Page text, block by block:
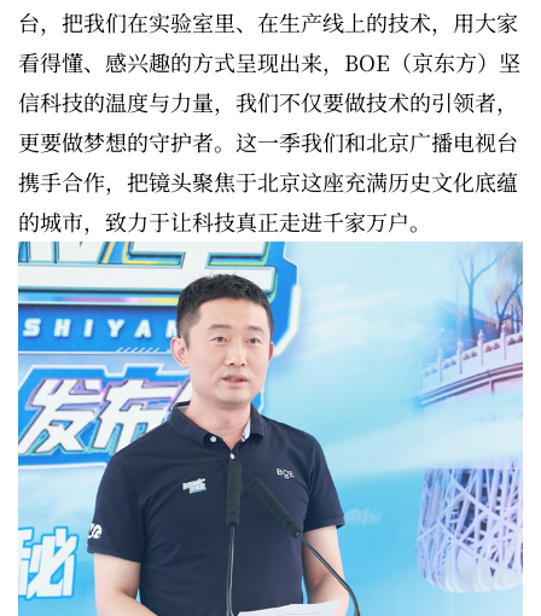
台，把我们在实验室里、在生产线上的技术，用大家
看得懂、感兴趣的方式呈现出来，BOE（京东方）坚
信科技的温度与力量，我们不仅要做技术的引领者，
更要做梦想的守护者。这一季我们和北京广播电视台
携手合作，把镜头聚焦于北京这座充满历史文化底蕴
的城市，致力于让科技真正走进千家万户。